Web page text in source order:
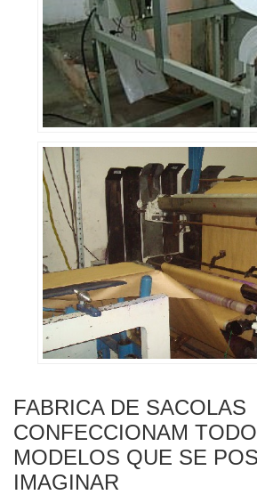
FABRICA DE SACOLAS
CONFECCIONAM
MODELOS QUE SE
IMAGINAR